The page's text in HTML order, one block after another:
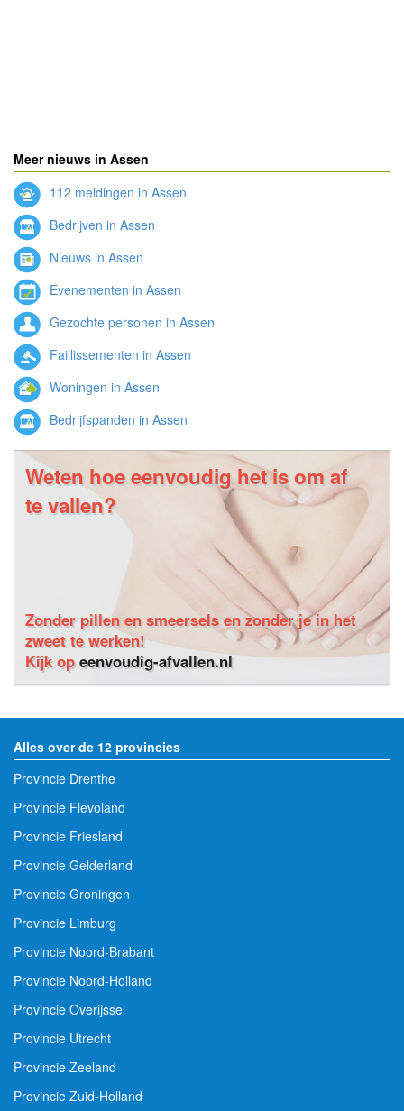
Meer nieuws in Assen
112 meldingen in Assen
Bedrijven in Assen
Nieuws in Assen
Evenementen in Assen
Gezochte personen in Assen
Faillissementen in Assen
Woningen in Assen
Bedrijfspanden in Assen
Weten hoe eenvoudig het is om af
te vallen?
Zonder pillen en smeersels en zonder je in het
zweet te werken!
Kijk opeenvoudig-afvallen.nl
Alles over de 12 provincies
Provincie Drenthe
Provincie Flevoland
Provincie Friesland
Provincie Gelderland
Provincie Groningen
Provincie Limburg
Provincie Noord-Brabant
Provincie Noord-Holland
Provincie Overijssel
Provincie Utrecht
Provincie Zeeland
Provincie Zuid-Holland